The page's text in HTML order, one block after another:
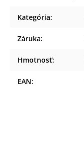
Kategória:
Záruka:
Hmotnosť:
EAN: